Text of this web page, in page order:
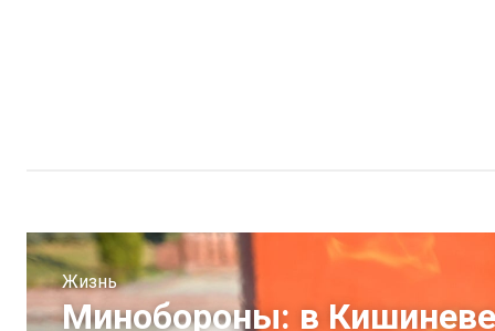
Жизнь
Минобороны: в